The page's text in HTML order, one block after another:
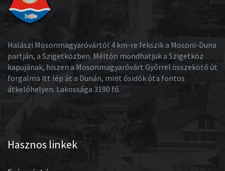
Halászi Mosonmagyaróvártól 4 km-re fekszik a Mosoni-Duna
partján, a Szigetközben. Méltón mondhatjuk a Szigetköz
kapujának, hiszen a Mosonmagyaróvárt Győrrel összekötő út
forgalma itt lép át a Dunán, mint ősidők óta fontos
átkelőhelyen. Lakossága 3190 fő.
Hasznos linkek